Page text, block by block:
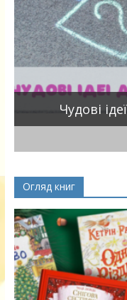
Чудові
Огляд книг